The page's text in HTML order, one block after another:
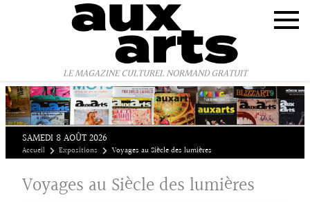
LE MAGAZINE CULTUREL NORMAND GRATUIT
SAMEDI 8 AOÛT 2026
Accueil Expositions Voyages au Siècle des lumières
Voyages au Siècle des lumières
Panneau de gestion des cookies